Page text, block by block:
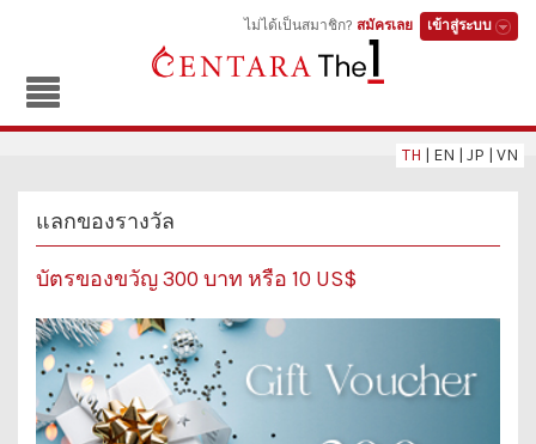
เข้าสู่ระบบ
สมัครเลย
ไม่ได้เป็นสมาชิก?
แลกของรางวัล
บัตรของขวัญ 300 บาท หรือ 10 US$
TH | EN | JP | VN